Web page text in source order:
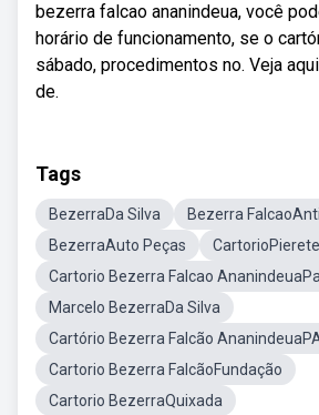
bezerra falcao ananindeua, você
horário de funcionamento, se o
sábado, procedimentos no. Veja
de.
Tags
BezerraDa Silva
Bezerra
BezerraAuto Peças
CartorioPierete
Cartorio Bezerra Falcao
Marcelo BezerraDa Silva
Cartório Bezerra Falcão
Cartorio Bezerra FalcãoFundação
Cartorio BezerraQuixada